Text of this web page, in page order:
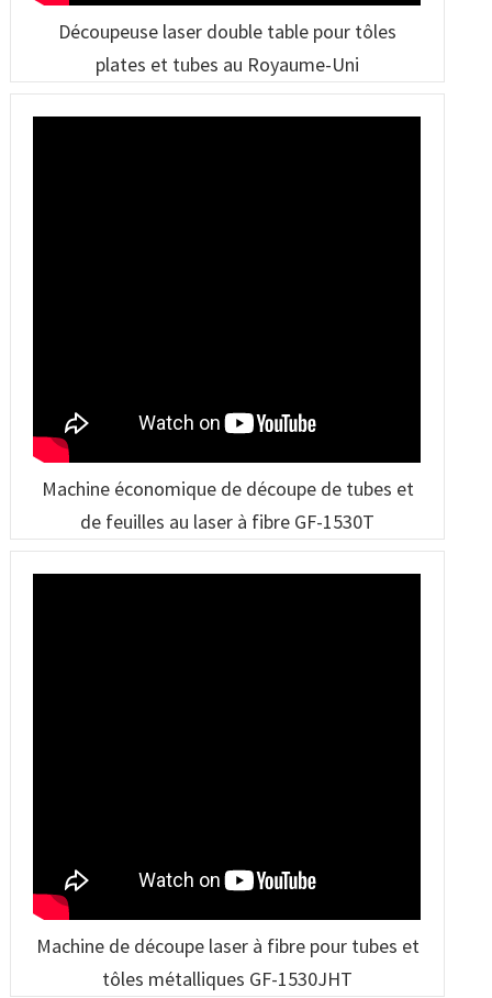
Découpeuse laser double table pour tôles
plates et tubes au Royaume-Uni
Machine économique de découpe de tubes et
de feuilles au laser à fibre GF-1530T
Machine de découpe laser à fibre pour tubes et
tôles métalliques GF-1530JHT